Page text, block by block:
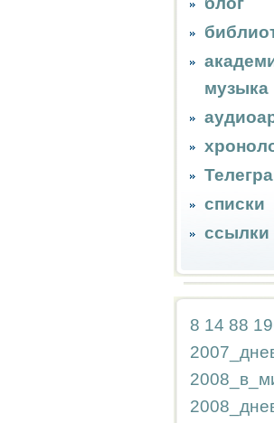
музыка
списки
ссылки
8 14 88